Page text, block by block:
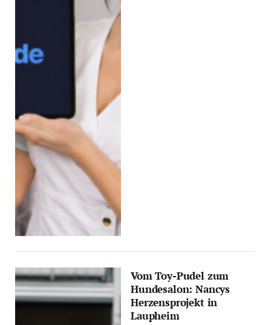
Vom Toy-Pudel zum
Hundesalon: Nancys
Herzensprojekt in
Laupheim